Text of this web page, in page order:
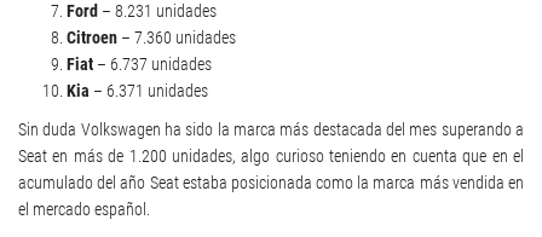
Ford – 8.231 unidades
Citroen – 7.360 unidades
Fiat – 6.737 unidades
Kia – 6.371 unidades
Sin duda Volkswagen ha sido la marca más destacada del mes superando a
Seat en más de 1.200 unidades, algo curioso teniendo en cuenta que en el
acumulado del año Seat estaba posicionada como la marca más vendida en
el mercado español.